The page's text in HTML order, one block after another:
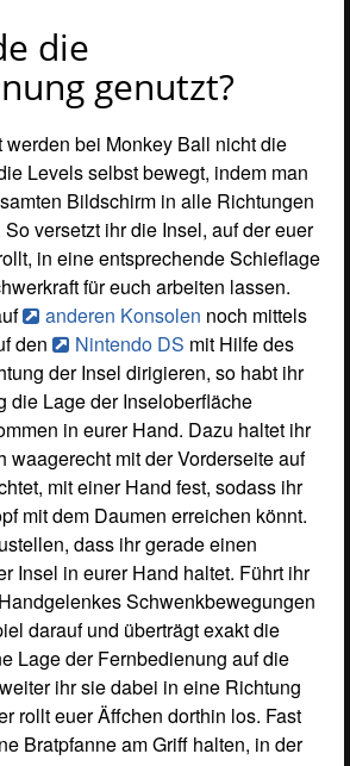
mit einer Hand fest, sodass ihr
mit dem Daumen erreichen könnt.
dass ihr gerade einen
Schwenkbewegungen
darauf und überträgt exakt die
Lage der Fernbedienung auf die
ihr sie dabei in eine Richtung
rollt euer Äffchen dorthin los. Fast
Bratpfanne am Griff halten, in der
die ihr nun gezielt an einen Punkt
wenn die etwas unglücklich
nicht den Anschein macht, so
Hamster-Laufkugel noch Sprünge
Abgründe zu überwinden.
einen Druck auf die A-Taste der
wobei sie allerdings bei der
nachfedern. Das solltet ihr
Den Nunchuk braucht ihr für
nicht. Er kommt erst bei einigen der
zum Einsatz, die ich an später
erläutere.
voller Gefahren